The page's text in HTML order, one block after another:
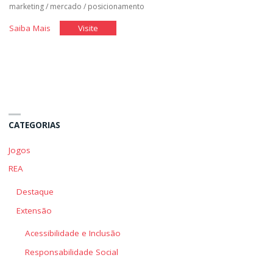
marketing/ mercado / posicionamento
Saiba Mais"O
Visite"O
CATEGORIAS
Jogos
REA
Destaque
Extensão
Acessibilidade e Inclusão
Responsabilidade Social